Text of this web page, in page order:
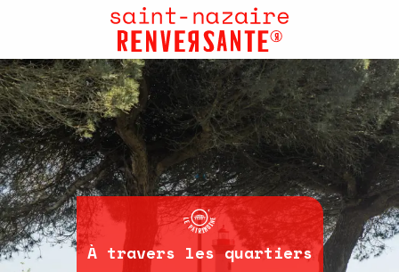
principal
À travers les quartiers